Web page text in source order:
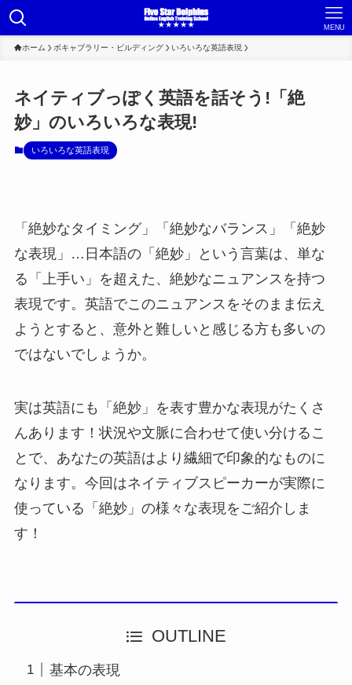
MENU
ホーム ボキャブラリー・ビルディング いろいろな英語表現
ネイティブっぽく英語を話そう!「絶
妙」のいろいろな表現!
いろいろな英語表現
「絶妙なタイミング」「絶妙なバランス」「絶妙
な表現」…日本語の「絶妙」という言葉は、単な
る「上手い」を超えた、絶妙なニュアンスを持つ
表現です。英語でこのニュアンスをそのまま伝え
ようとすると、意外と難しいと感じる方も多いの
ではないでしょうか。
実は英語にも「絶妙」を表す豊かな表現がたくさ
んあります！状況や文脈に合わせて使い分けるこ
とで、あなたの英語はより繊細で印象的なものに
なります。今回はネイティブスピーカーが実際に
使っている「絶妙」の様々な表現をご紹介しま
す！
OUTLINE
基本の表現